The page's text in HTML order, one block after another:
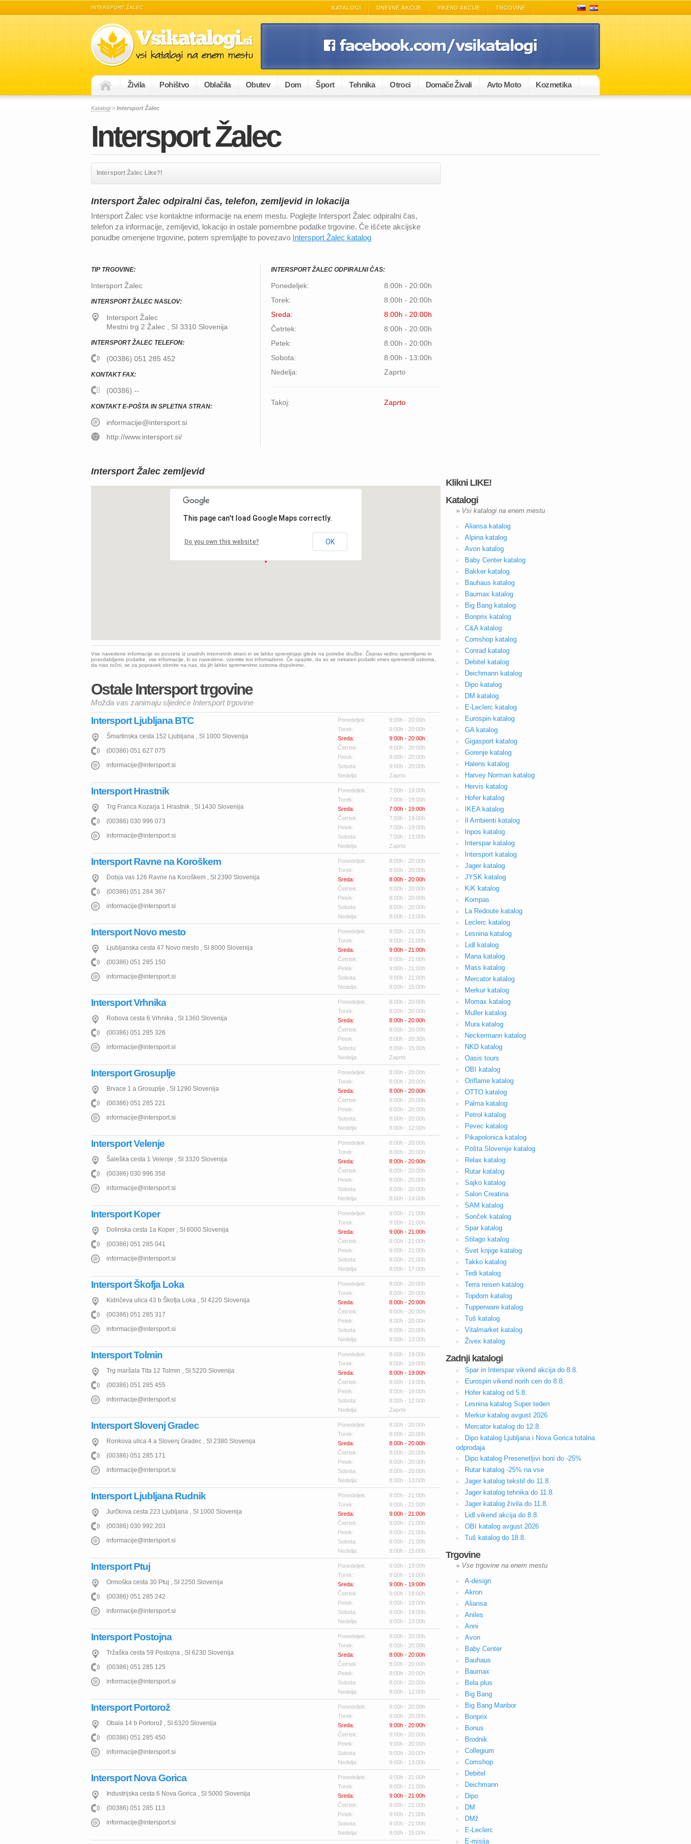
INTERSPORT ŽALEC KATALOGI DNEVNE AKCIJE VIKEND AKCIJE TRGOVINE
Živila Pohištvo Oblačila Obutev Dom Šport Tehnika Otroci Domače Živali Avto Moto Kozmetika
Katalogi» Intersport Žalec
Intersport Žalec
Intersport Žalec Like?!
Intersport Žalec odpiralni čas, telefon, zemljevid in lokacija
Intersport Žalec vse kontaktne informacije na enem mestu. Poglejte Intersport Žalec odpiralni čas,
telefon za informacije, zemljevid, lokacijo in ostale pomembne podatke trgovine. Če iščete akcijske
ponudbe omenjene trgovine, potem spremljajte to povezavo Intersport Žalec katalog
TIP TRGOVINE:
Intersport Žalec
INTERSPORT ŽALEC NASLOV:
Intersport Žalec
Mestni trg 2 Žalec SI 3310 Slovenija
INTERSPORT ŽALEC TELEFON:
(00386) 051 285 452
KONTAKT FAX:
(00386) --
KONTAKT E-POŠTA IN SPLETNA STRAN:
informacije@intersport.si
http://www.intersport.si/
INTERSPORT ŽALEC ODPIRALNI ČAS:
Ponedeljek:
8:00h - 20:00h
Torek:
8:00h - 20:00h
Sreda:
8:00h - 20:00h
Četrtek:
8:00h - 20:00h
Petek:
8:00h - 20:00h
Sobota:
8:00h - 13:00h
Nedelja:
Zaprto
Takoj: Zaprto
Intersport Žalec zemljevid
This page can't load Google Maps correctly.
Do you own this website? OK
Vse navedene informacije so povzete iz uradnih internetnih strani in se lahko spreminjajo glede na potrebe družbe. Čeprav redno spremljamo in
posodabljamo podatke, vse informacije, ki so navedene, vzemite kot informativne. Če opazite, da so se nekateri podatki vmes spremenili oziroma,
da niso točni, se za popravek obrnite na nas, da jih lahko spremenimo oziroma dopolnimo.
Ostale Intersport trgovine
Možda vas zanimaju sljedeće Intersport trgovine
Intersport Ljubljana BTC
Šmartinska cesta 152 Ljubljana , SI 1000 Slovenija
(00386) 051 627 075
informacije@intersport.si
Ponedeljek:
9:00h - 20:00h
Torek:
9:00h - 20:00h
Sreda:
9:00h - 20:00h
Četrtek:
9:00h - 20:00h
Petek:
9:00h - 20:00h
Sobota:
9:00h - 20:00h
Nedelja:
Zaprto
Intersport Hrastnik
Trg Franca Kozarja 1 Hrastnik , SI 1430 Slovenija
(00386) 030 996 073
informacije@intersport.si
Ponedeljek:
7:00h - 19:00h
Torek:
7:00h - 19:00h
Sreda:
7:00h - 19:00h
Četrtek:
7:00h - 19:00h
Petek:
7:00h - 19:00h
Sobota:
7:00h - 13:00h
Nedelja:
Zaprto
Intersport Ravne na Koroškem
Dobja vas 126 Ravne na Koroškem , SI 2390 Slovenija
(00386) 051 284 367
informacije@intersport.si
Ponedeljek:
8:00h - 20:00h
Torek:
8:00h - 20:00h
Sreda:
8:00h - 20:00h
Četrtek:
8:00h - 20:00h
Petek:
8:00h - 20:00h
Sobota:
8:00h - 20:00h
Nedelja:
8:00h - 13:00h
Intersport Novo mesto
Ljubljanska cesta 47 Novo mesto , SI 8000 Slovenija
(00386) 051 285 150
informacije@intersport.si
Ponedeljek:
9:00h - 21:00h
Torek:
9:00h - 21:00h
Sreda:
9:00h - 21:00h
Četrtek:
9:00h - 21:00h
Petek:
9:00h - 21:00h
Sobota:
9:00h - 21:00h
Nedelja:
9:00h - 15:00h
Intersport Vrhnika
Robova cesta 6 Vrhnika , SI 1360 Slovenija
(00386) 051 285 326
informacije@intersport.si
Ponedeljek:
8:00h - 20:00h
Torek:
8:00h - 20:00h
Sreda:
8:00h - 20:00h
Četrtek:
8:00h - 20:00h
Petek:
8:00h - 20:30h
Sobota:
8:00h - 15:00h
Nedelja:
Zaprto
Intersport Grosuplje
Brvace 1 a Grosuplje , SI 1290 Slovenija
(00386) 051 285 221
informacije@intersport.si
Ponedeljek:
8:00h - 20:00h
Torek:
8:00h - 20:00h
Sreda:
8:00h - 20:00h
Četrtek:
8:00h - 20:00h
Petek:
8:00h - 20:00h
Sobota:
8:00h - 20:00h
Nedelja:
8:00h - 12:00h
Intersport Velenje
Šaleška cesta 1 Velenje , SI 3320 Slovenija
(00386) 030 996 358
informacije@intersport.si
Ponedeljek:
8:00h - 20:00h
Torek:
8:00h - 20:00h
Sreda:
8:00h - 20:00h
Četrtek:
8:00h - 20:00h
Petek:
8:00h - 20:00h
Sobota:
8:00h - 20:00h
Nedelja:
8:00h - 14:00h
Intersport Koper
Dolinska cesta 1a Koper , SI 6000 Slovenija
(00386) 051 285 041
informacije@intersport.si
Ponedeljek:
9:00h - 21:00h
Torek:
9:00h - 21:00h
Sreda:
9:00h - 21:00h
Četrtek:
9:00h - 21:00h
Petek:
9:00h - 21:00h
Sobota:
8:00h - 21:00h
Nedelja:
8:00h - 17:00h
Intersport Škofja Loka
Kidričeva ulica 43 b Škofja Loka , SI 4220 Slovenija
(00386) 051 285 317
informacije@intersport.si
Ponedeljek:
8:00h - 20:00h
Torek:
8:00h - 20:00h
Sreda:
8:00h - 20:00h
Četrtek:
8:00h - 20:00h
Petek:
8:00h - 20:00h
Sobota:
8:00h - 20:00h
Nedelja:
8:00h - 13:00h
Intersport Tolmin
Trg maršala Tita 12 Tolmin , SI 5220 Slovenija
(00386) 051 285 455
informacije@intersport.si
Ponedeljek:
8:00h - 19:00h
Torek:
8:00h - 19:00h
Sreda:
8:00h - 19:00h
Četrtek:
8:00h - 19:00h
Petek:
8:00h - 19:00h
Sobota:
8:00h - 12:00h
Nedelja:
Zaprto
Intersport Slovenj Gradec
Ronkova ulica 4 a Slovenj Gradec , SI 2380 Slovenija
(00386) 051 285 171
informacije@intersport.si
Ponedeljek:
8:00h - 20:00h
Torek:
8:00h - 20:00h
Sreda:
8:00h - 20:00h
Četrtek:
8:00h - 20:00h
Petek:
8:00h - 20:00h
Sobota:
8:00h - 20:00h
Nedelja:
8:00h - 13:00h
Intersport Ljubljana Rudnik
Jurčkova cesta 223 Ljubljana , SI 1000 Slovenija
(00386) 030 992 203
informacije@intersport.si
Ponedeljek:
9:00h - 21:00h
Torek:
9:00h - 21:00h
Sreda:
9:00h - 21:00h
Četrtek:
9:00h - 21:00h
Petek:
9:00h - 21:00h
Sobota:
8:00h - 21:00h
Nedelja:
9:00h - 15:00h
Intersport Ptuj
Ormoška cesta 30 Ptuj , SI 2250 Slovenija
(00386) 051 285 242
informacije@intersport.si
Ponedeljek:
9:00h - 19:00h
Torek:
9:00h - 19:00h
Sreda:
9:00h - 19:00h
Četrtek:
9:00h - 19:00h
Petek:
9:00h - 19:00h
Sobota:
9:00h - 19:00h
Nedelja:
9:00h - 13:00h
Intersport Postojna
Tržaška cesta 59 Postojna , SI 6230 Slovenija
(00386) 051 285 125
informacije@intersport.si
Ponedeljek:
8:00h - 20:00h
Torek:
8:00h - 20:00h
Sreda:
8:00h - 20:00h
Četrtek:
8:00h - 20:00h
Petek:
8:00h - 20:00h
Sobota:
8:00h - 20:00h
Nedelja:
8:00h - 12:00h
Intersport Portorož
Obala 14 b Portorož , SI 6320 Slovenija
(00386) 051 285 450
informacije@intersport.si
Ponedeljek:
9:00h - 20:00h
Torek:
9:00h - 20:00h
Sreda:
9:00h - 20:00h
Četrtek:
9:00h - 20:00h
Petek:
9:00h - 20:00h
Sobota:
9:00h - 20:00h
Nedelja:
9:00h - 13:00h
Intersport Nova Gorica
Industrijska cesta 6 Nova Gorica , SI 5000 Slovenija
(00386) 051 285 113
informacije@intersport.si
Ponedeljek:
9:00h - 21:00h
Torek:
9:00h - 21:00h
Sreda:
9:00h - 21:00h
Četrtek:
9:00h - 21:00h
Petek:
9:00h - 21:00h
Sobota:
9:00h - 21:00h
Nedelja:
9:00h - 15:00h
Klikni LIKE!
Katalogi
» Vsi katalogi na enem mestu
Aliansa katalog
Alpina katalog
Avon katalog
Baby Center katalog
Bakker katalog
Bauhaus katalog
Baumax katalog
Big Bang katalog
Bonprix katalog
C&A katalog
Comshop katalog
Conrad katalog
Debitel katalog
Deichmann katalog
Dipo katalog
DM katalog
E-Leclerc katalog
Eurospin katalog
GA katalog
Gigasport katalog
Gorenje katalog
Halens katalog
Harvey Norman katalog
Hervis katalog
Hofer katalog
IKEA katalog
Il Ambienti katalog
Inpos katalog
Interspar katalog
Intersport katalog
Jager katalog
JYSK katalog
KiK katalog
Kompas
La Redoute katalog
Leclerc katalog
Lesnina katalog
Lidl katalog
Mana katalog
Mass katalog
Mercator katalog
Merkur katalog
Momax katalog
Muller katalog
Mura katalog
Neckermann katalog
NKD katalog
Oasis tours
OBI katalog
Oriflame katalog
OTTO katalog
Palma katalog
Petrol katalog
Pevec katalog
Pikapolonica katalog
Pošta Slovenije katalog
Relax katalog
Rutar katalog
Sajko katalog
Salon Creatina
SAM katalog
Sonček katalog
Spar katalog
Stilago katalog
Svet knjige katalog
Takko katalog
Tedi katalog
Terra reisen katalog
Topdom katalog
Tupperware katalog
Tuš katalog
Vitalmarket katalog
Živex katalog
Zadnji katalogi
Spar in Interspar vikend akcija do 8.8.
Eurospin vikend norih cen do 8.8.
Hofer katalog od 5.8.
Lesnina katalog Super teden
Merkur katalog avgust 2026
Mercator katalog do 12.8.
Dipo katalog Ljubljana i Nova Gorica totalna
odprodaja
Dipo katalog Presenetljivi boni do -25%
Rutar katalog -25% na vse
Jager katalog tekstil do 11.8.
Jager katalog tehnika do 11.8.
Jager katalog živila do 11.8.
Lidl vikend akcija do 8.8.
OBI katalog avgust 2026
Tuš katalog do 18.8.
Trgovine
» Vse trgovine na enem mestu
A-design
Akron
Aliansa
Aniles
Anni
Avon
Baby Center
Bauhaus
Baumax
Bela plus
Big Bang
Big Bang Maribor
Bonprix
Bonus
Brodnik
Collegium
Comshop
Debitel
Deichmann
Dipo
DM
DMž
E-Leclerc
E-misija